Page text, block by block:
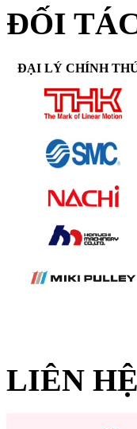
ĐỐI
ĐẠI LÝ CHÍNH
LIÊN HỆ